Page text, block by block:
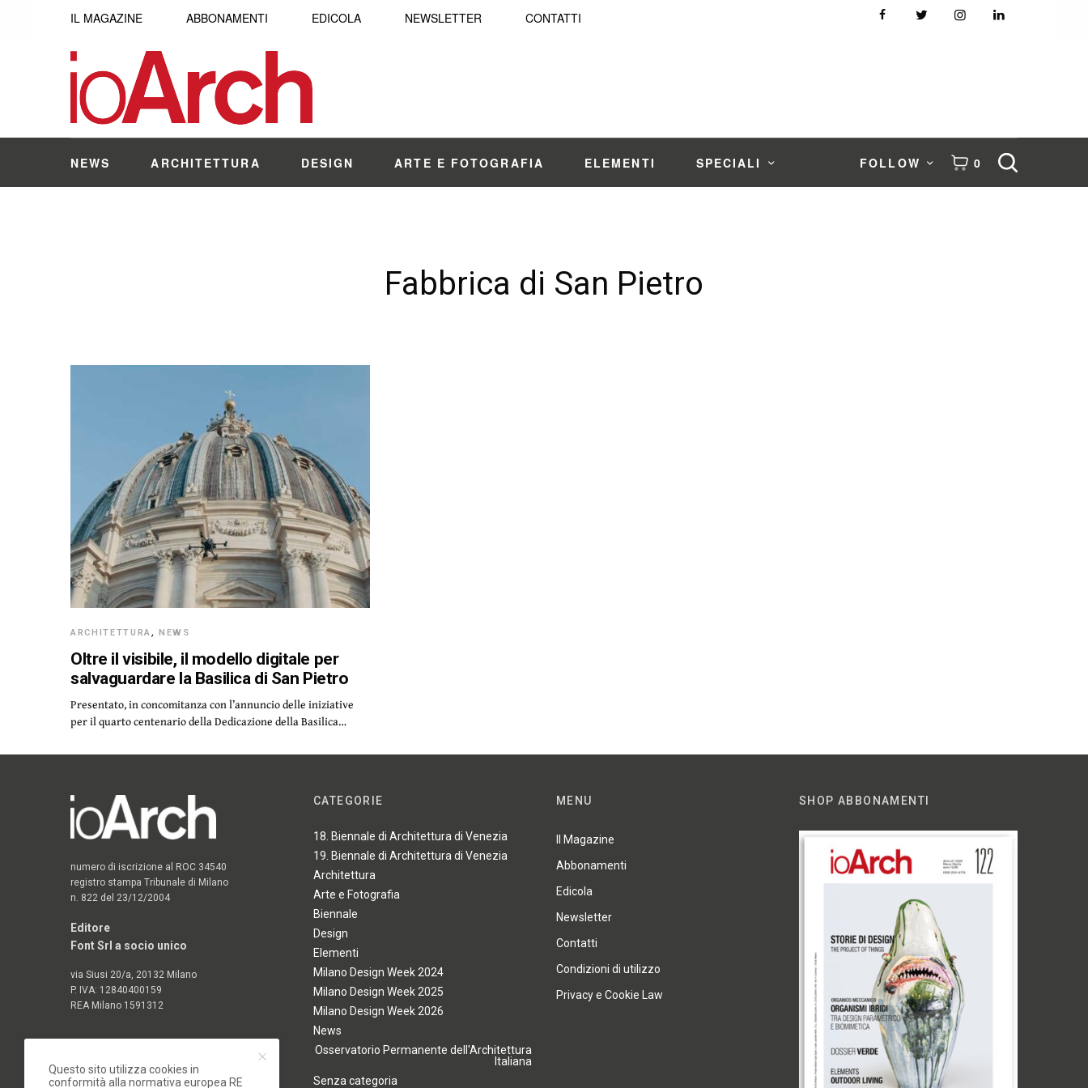
IL MAGAZINE ABBONAMENTI EDICOLA NEWSLETTER CONTATTI
NEWS ARCHITETTURA DESIGN ARTE E FOTOGRAFIA ELEMENTI SPECIALI FOLLOW 0
Fabbrica di San Pietro
ARCHITETTURA,NEWS
Oltre il visibile, il modello digitale per
salvaguardare la Basilica di San Pietro
Presentato, in concomitanza con l’annuncio delle iniziative
per il quarto centenario della Dedicazione della Basilica…
numero di iscrizione al ROC 34540
registro stampa Tribunale di Milano
n. 822 del 23/12/2004
Editore
Font Srl a socio unico
via Siusi 20/a, 20132 Milano
P. IVA: 12840400159
REA Milano 1591312
CATEGORIE
18. Biennale di Architettura di Venezia
19. Biennale di Architettura di Venezia
Architettura
Arte e Fotografia
Biennale
Design
Elementi
Milano Design Week 2024
Milano Design Week 2025
Milano Design Week 2026
News
Osservatorio Permanente dell'Architettura
Italiana
Senza categoria
MENU
Il Magazine
Abbonamenti
Edicola
Newsletter
Contatti
Condizioni di utilizzo
Privacy e Cookie Law
SHOP ABBONAMENTI
Questo sito utilizza cookies in
conformità alla normativa europea RE